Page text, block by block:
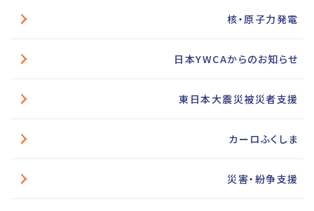
核・原子力発電
日本YWCAからのお知らせ
東日本大震災被災者支援
カーロふくしま
災害・紛争支援